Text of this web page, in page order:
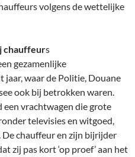
volgens de wettelijke
chauffeurs
gezamenlijke
waar de Politie, Douane
ook bij betrokken waren.
een vrachtwagen die grote
televisies en witgoed,
chauffeur en zijn bijrijder
zij pas kort ‘op proef’ aan het